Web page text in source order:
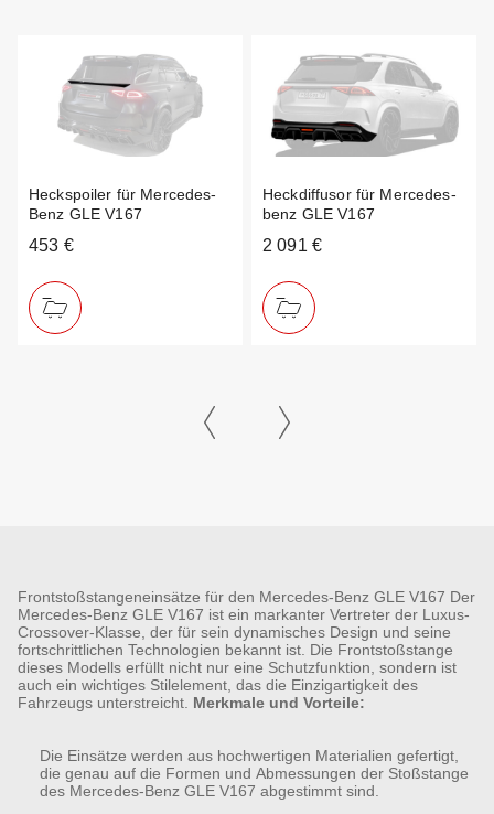
Heckspoiler für Mercedes-
Benz GLE V167
453 €
Heckdiffusor für Mercedes-
benz GLE V167
2 091 €
Frontstoßstangeneinsätze für den Mercedes-Benz GLE V167 Der
Mercedes-Benz GLE V167 ist ein markanter Vertreter der Luxus-
Crossover-Klasse, der für sein dynamisches Design und seine
fortschrittlichen Technologien bekannt ist. Die Frontstoßstange
dieses Modells erfüllt nicht nur eine Schutzfunktion, sondern ist
auch ein wichtiges Stilelement, das die Einzigartigkeit des
Fahrzeugs unterstreicht. Merkmale und Vorteile:
Die Einsätze werden aus hochwertigen Materialien gefertigt,
die genau auf die Formen und Abmessungen der Stoßstange
des Mercedes-Benz GLE V167 abgestimmt sind.